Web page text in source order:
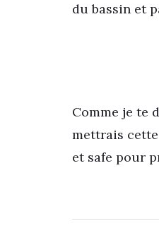
du bassin et
Comme je te
mettrais
et safe pour